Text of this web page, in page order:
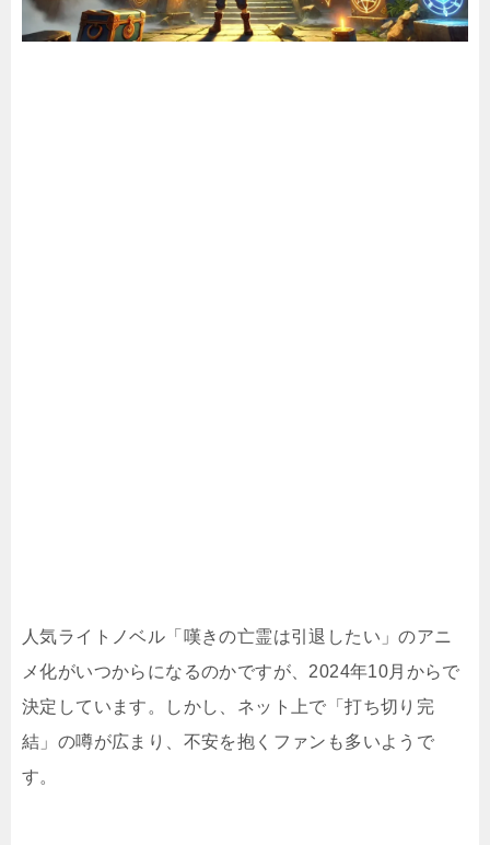
人気ライトノベル「嘆きの亡霊は引退したい」のアニ
メ化がいつからになるのかですが、2024年10月からで
決定しています。しかし、ネット上で「打ち切り完
結」の噂が広まり、不安を抱くファンも多いようで
す。